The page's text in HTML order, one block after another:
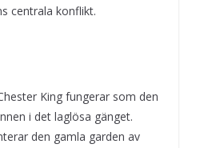
centrala konflikt.
King fungerar som den
i det laglösa gänget.
den gamla garden av